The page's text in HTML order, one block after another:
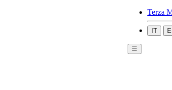
Terza
IT
☰